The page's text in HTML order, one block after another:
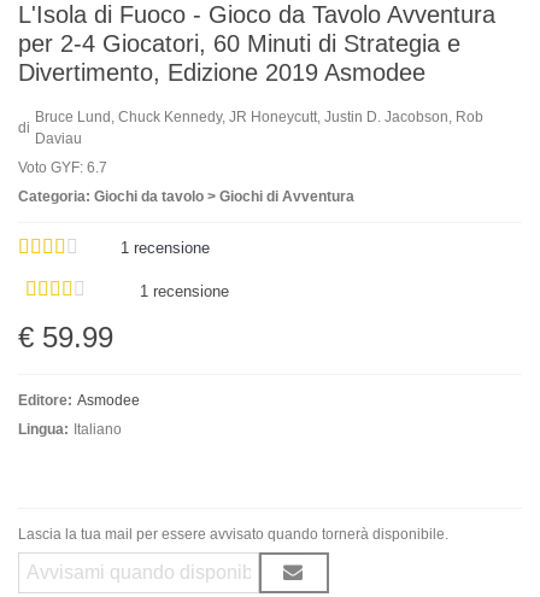
L'Isola di Fuoco - Gioco da Tavolo Avventura
per 2-4 Giocatori, 60 Minuti di Strategia e
Divertimento, Edizione 2019 Asmodee
di
Bruce Lund, Chuck Kennedy, JR Honeycutt, Justin D. Jacobson, Rob
Daviau
Voto GYF: 6.7
Categoria: Giochi da tavolo > Giochi di Avventura
1 recensione
1 recensione
€ 59.99
Editore: Asmodee
Lingua: Italiano
Lascia la tua mail per essere avvisato quando tornerà disponibile.